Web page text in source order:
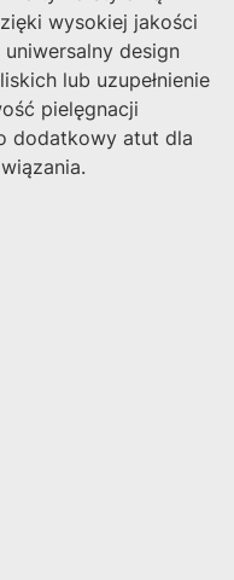
wysokiej jakości
uniwersalny design
lub uzupełnienie
pielęgnacji
dodatkowy atut dla